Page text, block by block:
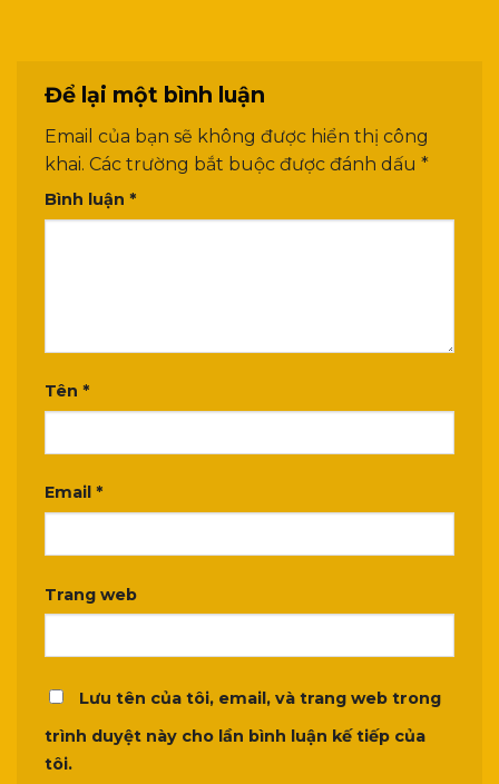
Để lại một bình luận
Email của bạn sẽ không được hiển thị công
khai. Các trường bắt buộc được đánh dấu *
Bình luận *
Tên *
Email *
Trang web
Lưu tên của tôi, email, và trang web trong
trình duyệt này cho lần bình luận kế tiếp của
tôi.